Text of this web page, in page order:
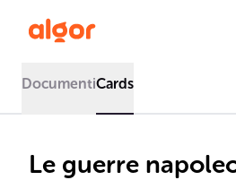
DocumentiCards
Le guerre